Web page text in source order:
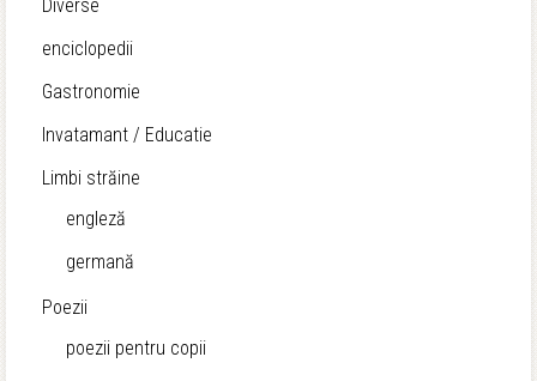
Diverse
enciclopedii
Gastronomie
Invatamant / Educatie
Limbi străine
engleză
germană
Poezii
poezii pentru copii